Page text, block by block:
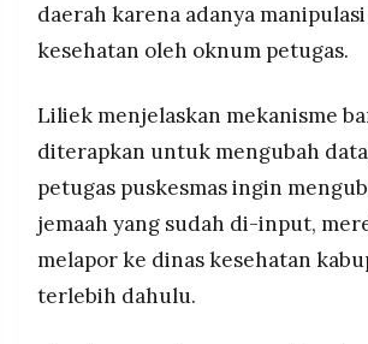
daerah karena adanya
kesehatan oleh oknum petugas.
Liliek menjelaskan mekanisme
diterapkan untuk mengubah
petugas puskesmas ingin
jemaah yang sudah di-input,
melapor ke dinas kesehatan
terlebih dahulu.